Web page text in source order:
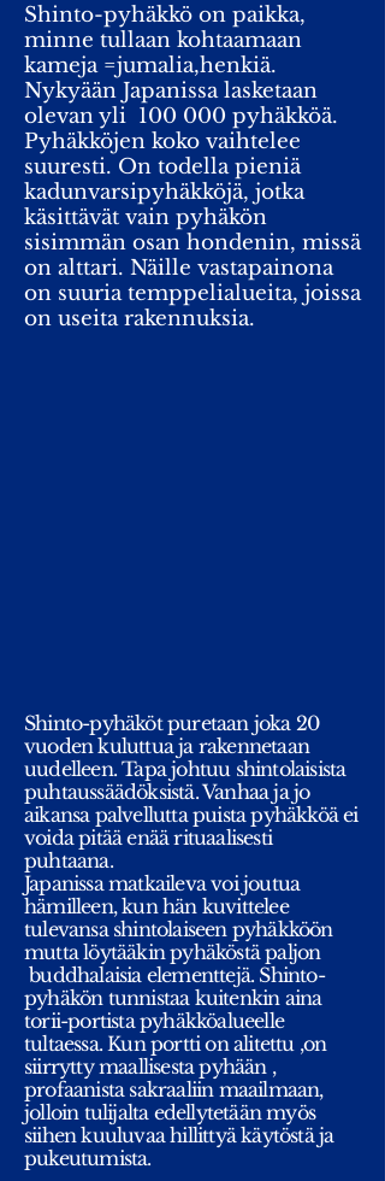
Shinto-pyhäkkö on paikka,
minne tullaan kohtaamaan
kameja =jumalia,henkiä.
Nykyään Japanissa lasketaan
olevan yli 100 000 pyhäkköä.
Pyhäkköjen koko vaihtelee
suuresti. On todella pieniä
kadunvarsipyhäkköjä, jotka
käsittävät vain pyhäkön
sisimmän osan hondenin, missä
on alttari. Näille vastapainona
on suuria temppelialueita, joissa
on useita rakennuksia.
Shinto-pyhäköt puretaan joka 20
vuoden kuluttua ja rakennetaan
uudelleen. Tapa johtuu shintolaisista
puhtaussäädöksistä. Vanhaa ja jo
aikansa palvellutta puista pyhäkköä ei
voida pitää enää rituaalisesti
puhtaana.
Japanissa matkaileva voi joutua
hämilleen, kun hän kuvittelee
tulevansa shintolaiseen pyhäkköön
mutta löytääkin pyhäköstä paljon
buddhalaisia elementtejä. Shinto-
pyhäkön tunnistaa kuitenkin aina
torii-portista pyhäkköalueelle
tultaessa. Kun portti on alitettu ,on
siirrytty maallisesta pyhään ,
profaanista sakraaliin maailmaan,
jolloin tulijalta edellytetään myös
siihen kuuluvaa hillittyä käytöstä ja
pukeutumista.